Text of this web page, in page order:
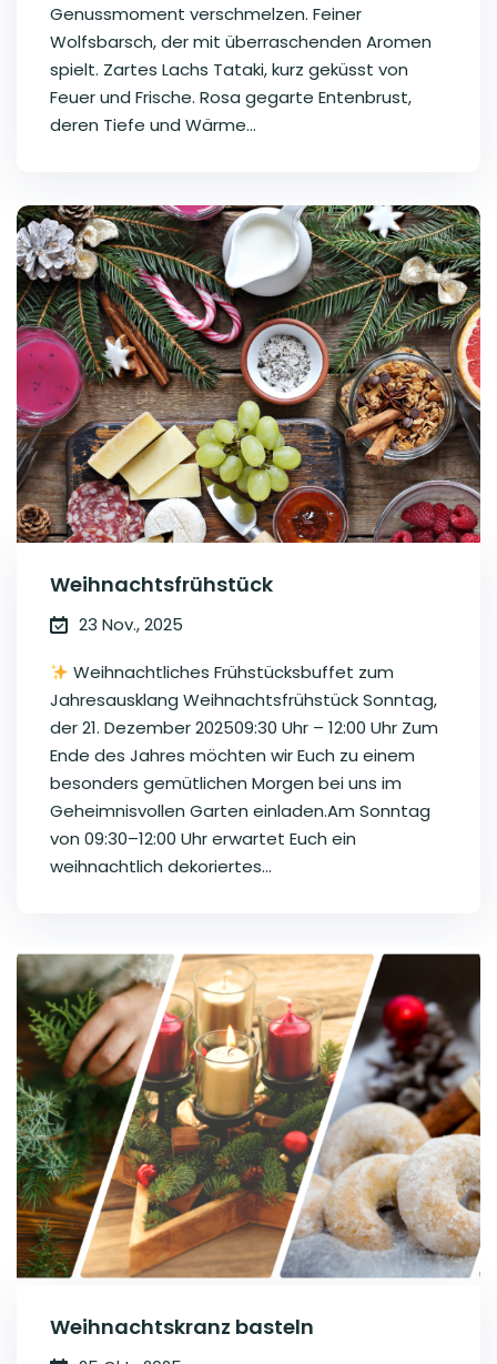
Genussmoment verschmelzen. Feiner
Wolfsbarsch, der mit überraschenden Aromen
spielt. Zartes Lachs Tataki, kurz geküsst von
Feuer und Frische. Rosa gegarte Entenbrust,
deren Tiefe und Wärme...
Weihnachtsfrühstück
23 Nov., 2025
Weihnachtliches Frühstücksbuffet zum
Jahresausklang Weihnachtsfrühstück Sonntag,
der 21. Dezember 202509:30 Uhr – 12:00 Uhr Zum
Ende des Jahres möchten wir Euch zu einem
besonders gemütlichen Morgen bei uns im
Geheimnisvollen Garten einladen.Am Sonntag
von 09:30–12:00 Uhr erwartet Euch ein
weihnachtlich dekoriertes...
Weihnachtskranz basteln